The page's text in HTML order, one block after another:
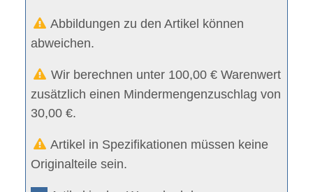
Abbildungen zu den Artikel können
abweichen.
Wir berechnen unter 100,00 € Warenwert
zusätzlich einen Mindermengenzuschlag von
30,00 €.
Artikel in Spezifikationen müssen keine
Originalteile sein.